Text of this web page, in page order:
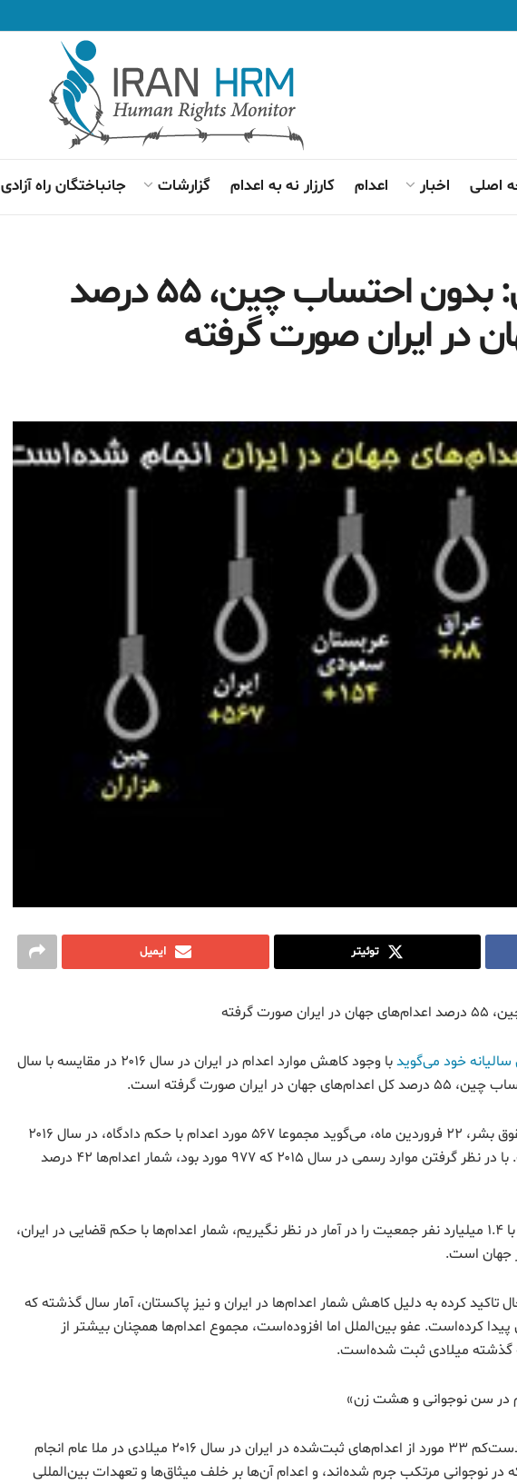
اصلی اخبار اعدام کارزار نه به اعدام گزارشات جانباختگان راه آزادی
عفو بین‌الملل: بدون احتساب چین، ۵۵ درصد
در ایران صورت گرفته
توئیتر ایمیل
گرفته
خود می‌گوید
با وجود کاهش موارد اعدام در ایران در سال ۲۰۱۶ در مقایسه با سال
صورت گرفته است.
این سازمان فرادولتی ناظر بر حقوق بشر، ۲۲ فروردین ماه، می‌گوید مجموعا ۵۶۷ مورد اعدام با حکم دادگاه، در سال ۲۰۱۶
میلادی در ایران ثبت شده‌است. با در نظر گرفتن موارد رسمی در سال ۲۰۱۵ که ۹۷۷ مورد بود، شمار اعدام‌ها ۴۲ درصد
همچنان اما، چنانچه کشور چین با ۱.۴ میلیارد نفر جمعیت را در آمار در نظر نگیریم، شمار اعدام‌ها با حکم قضایی در ایران،
تاکید کرده به دلیل کاهش شمار اعدام‌ها در ایران و نیز پاکستان، آمار سال گذشته که
کرده‌است. عفو بین‌الملل اما افزوده‌است، مجموع اعدام‌ها همچنان بیشتر از
گذشته میلادی ثبت شده‌است.
در سن نوجوانی و هشت زن»
سازمان عفو بین‌الملل می‌گوید دست‌کم ۳۳ مورد از اعدام‌های ثبت‌شده در ایران در سال ۲۰۱۶ میلادی در ملا عام انجام
مرتکب جرم شده‌اند، و اعدام آن‌ها بر خلف میثاق‌ها و تعهدات بین‌المللی